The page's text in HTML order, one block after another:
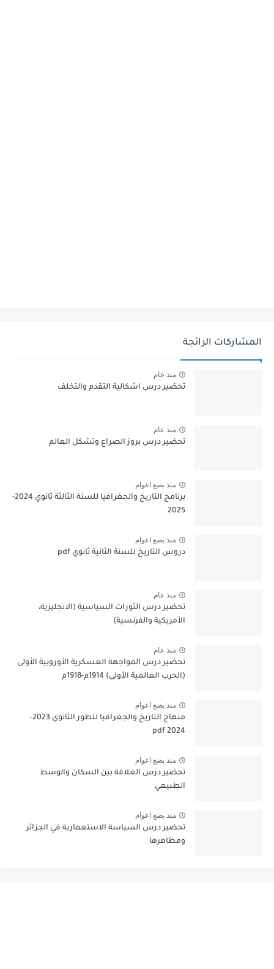
المشاركات الرائجة
منذ عام
تحضير درس اشكالية التقدم والتخلف
منذ عام
تحضير درس بروز الصراع وتشكل العالم
منذ بضع اعوام
برنامج التاريخ والجغرافيا للسنة الثالثة ثانوي 2024-
2025
منذ بضع اعوام
دروس التاريخ للسنة الثانية ثانوي pdf
منذ عام
تحضير درس الثورات السياسية (الانجليزية،
الأمريكية والفرنسية)
منذ عام
تحضير درس المواجهة العسكرية الأوروبية الأولى
(الحرب العالمية الأولى) 1914م-1918م
منذ بضع اعوام
منهاج التاريخ والجغرافيا للطور الثانوي 2023-
2024 pdf
منذ بضع اعوام
تحضير درس العلاقة بين السكان والوسط
الطبيعي
منذ بضع اعوام
تحضير درس السياسة الاستعمارية في الجزائر
ومظاهرها